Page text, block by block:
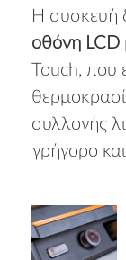
Η συσκευή
οθόνη LCD
Touch, που
συλλογής
γρήγορο